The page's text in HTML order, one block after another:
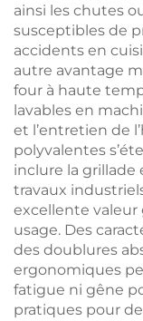
ainsi les chutes
susceptibles de
accidents en
autre avantage
four à haute
lavables en
et l’entretien de
polyvalentes
inclure la grillade
travaux
excellente
usage. Des
des doublures
ergonomiques
fatigue ni gêne
pratiques pour